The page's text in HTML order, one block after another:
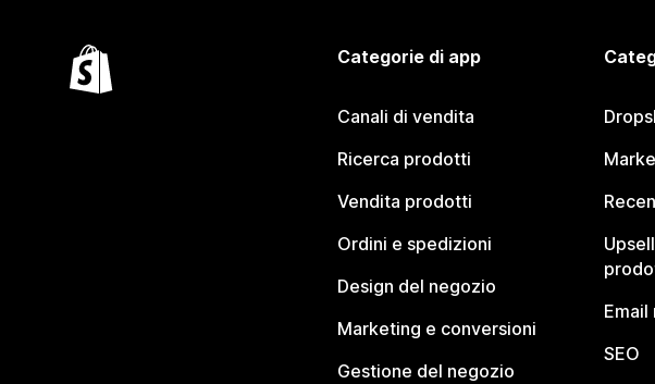
Categorie di app
Canali di vendita
Ricerca prodotti
Vendita prodotti
Ordini e spedizioni
Design del negozio
Marketing e conversioni
Gestione del negozio
Email
SEO